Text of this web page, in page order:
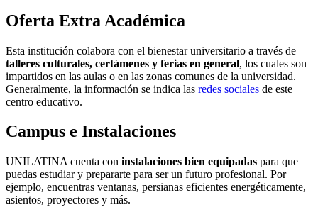
Oferta Extra Académica
Esta institución colabora con el bienestar universitario a través de
talleres culturales, certámenes y ferias en general, los cuales son
impartidos en las aulas o en las zonas comunes de la universidad.
Generalmente, la información se indica las redes sociales de este
centro educativo.
Campus e Instalaciones
UNILATINA cuenta con instalaciones bien equipadas para que
puedas estudiar y prepararte para ser un futuro profesional. Por
ejemplo, encuentras ventanas, persianas eficientes energéticamente,
asientos, proyectores y más.